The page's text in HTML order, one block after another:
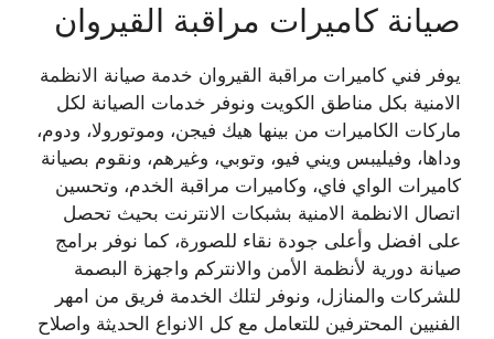
صيانة كاميرات مراقبة القيروان
يوفر فني كاميرات مراقبة القيروان خدمة صيانة الانظمة
الامنية بكل مناطق الكويت ونوفر خدمات الصيانة لكل
ماركات الكاميرات من بينها هيك فيجن، وموتورولا، ودوم،
وداها، وفيليبس ويني فيو، وتوبي، وغيرهم، ونقوم بصيانة
كاميرات الواي فاي، وكاميرات مراقبة الخدم، وتحسين
اتصال الانظمة الامنية بشبكات الانترنت بحيث تحصل
على افضل وأعلى جودة نقاء للصورة، كما نوفر برامج
صيانة دورية لأنظمة الأمن والانتركم واجهزة البصمة
للشركات والمنازل، ونوفر لتلك الخدمة فريق من امهر
الفنيين المحترفين للتعامل مع كل الانواع الحديثة واصلاح